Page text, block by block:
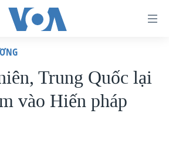
Trung Quốc lại
vào Hiến pháp